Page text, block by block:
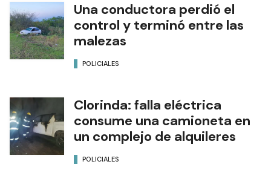
Una conductora perdió el
control y terminó entre las
malezas
POLICIALES
Clorinda: falla eléctrica
consume una camioneta en
un complejo de alquileres
POLICIALES